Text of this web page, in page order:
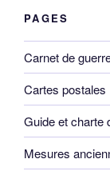
PAGES
Carnet de
Cartes postales
Guide et charte
Mesures